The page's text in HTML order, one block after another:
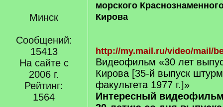
Минск
Сообщений:
15413
На сайте с
2006 г.
Рейтинг:
1564
морского
Кирова
http://my.mail.ru/video/mail/
Видеофильм «30 лет
Кирова [35-й выпуск
факультета 1977 г.]»
Интересный